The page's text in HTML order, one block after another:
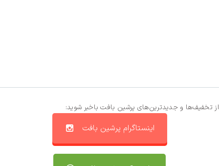
از تخفیف‌ها و جدیدترین‌های پرشین بافت باخبر شوید:
اینستاگرام پرشین بافت